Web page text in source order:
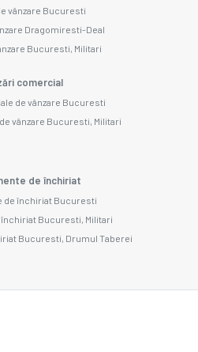
vânzare Bucuresti
Dragomiresti-Deal
Bucuresti, Militari
comercial
de vânzare Bucuresti
vânzare Bucuresti, Militari
de închiriat
de închiriat Bucuresti
Bucuresti, Militari
Bucuresti, Drumul Taberei